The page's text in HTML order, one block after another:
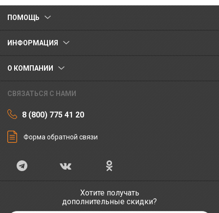
ПОМОЩЬ
ИНФОРМАЦИЯ
О КОМПАНИИ
СВЯЗАТЬСЯ С НАМИ
8 (800) 775 41 20
Форма обратной связи
Хотите получать
дополнительные скидки?